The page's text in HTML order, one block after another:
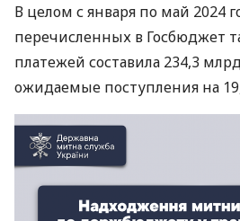
В целом с января по май 2024
перечисленных в Госбюджет
платежей составила 234,3
ожидаемые поступления на